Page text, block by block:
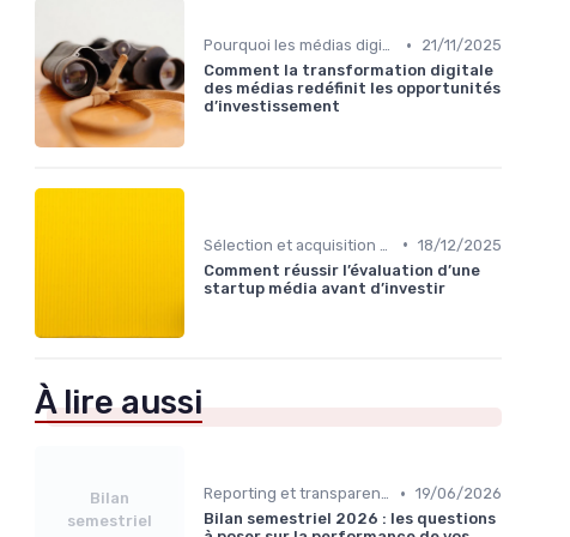
Pourquoi les médias digitaux sont un actif •
21/11/2025
Comment la transformation digitale
des médias redéfinit les opportunités
d’investissement
• 18/12/2025
Comment réussir l’évaluation d’une
startup média avant d’investir
À lire aussi
Bilan
semestriel
Reporting et transparence • 19/06/2026
Bilan semestriel 2026 : les questions